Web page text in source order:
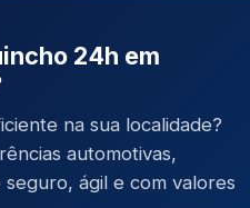
24h em
na sua localidade?
automotivas,
ágil e com valores